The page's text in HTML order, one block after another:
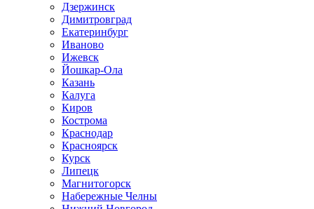
Дзержинск
Димитровград
Екатеринбург
Иваново
Ижевск
Йошкар-Ола
Казань
Калуга
Киров
Кострома
Краснодар
Красноярск
Курск
Липецк
Магнитогорск
Набережные Челны